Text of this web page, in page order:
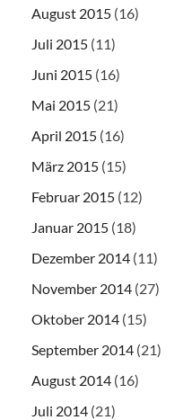
August 2015 (16)
Juli 2015 (11)
Juni 2015 (16)
Mai 2015 (21)
April 2015 (16)
März 2015 (15)
Februar 2015 (12)
Januar 2015 (18)
Dezember 2014 (11)
November 2014 (27)
Oktober 2014 (15)
September 2014 (21)
August 2014 (16)
Juli 2014 (21)